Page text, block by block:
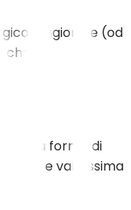
stagionale (od
ne
a forma di
e validissima